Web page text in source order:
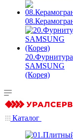
20.Фурнитура
SAMSUNG
(Корея)
Каталог